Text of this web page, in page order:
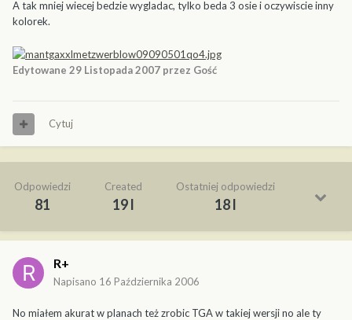
A tak mniej wiecej bedzie wygladac, tylko beda 3 osie i oczywiscie inny
kolorek.
Edytowane 29 Listopada 2007 przez Gość
Cytuj
Odpowiedzi
81
Created
19 l
Ostatniej odpowiedzi
18 l
R+
Napisano 16 Października 2006
No miałem akurat w planach też zrobic TGA w takiej wersji no ale ty